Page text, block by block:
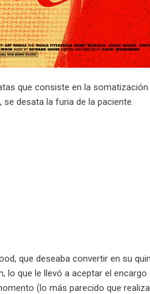
que consiste en la
desata la furia de la paciente.
que deseaba convertir en su
que le llevó a aceptar el encargo
(lo más parecido que